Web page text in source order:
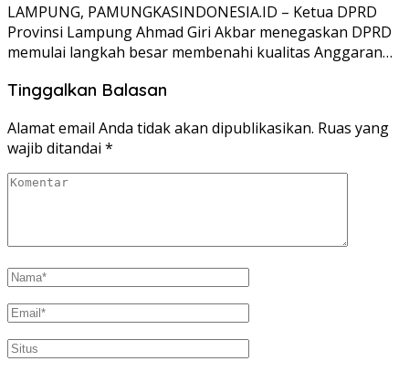
LAMPUNG, PAMUNGKASINDONESIA.ID – Ketua DPRD
Provinsi Lampung Ahmad Giri Akbar menegaskan DPRD
memulai langkah besar membenahi kualitas Anggaran…
Tinggalkan Balasan
Alamat email Anda tidak akan dipublikasikan. Ruas yang
wajib ditandai *